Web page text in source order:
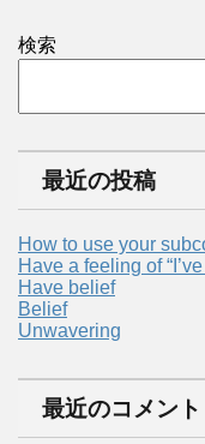
検索
最近の投稿
How to use your
Have a feeling of
Have belief
Belief
Unwavering
最近のコメント